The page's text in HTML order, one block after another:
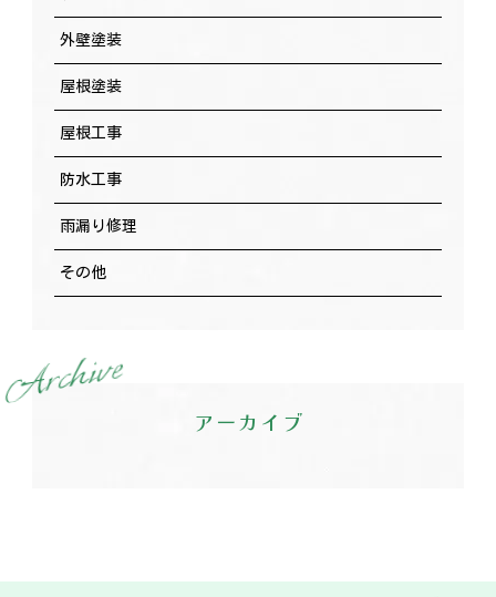
外壁塗装
屋根塗装
屋根工事
防水工事
雨漏り修理
その他
Archive
アーカイブ